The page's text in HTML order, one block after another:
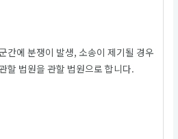
간에 분쟁이 발생, 소송이 제기될 경우
할 법원을 관할 법원으로 합니다.